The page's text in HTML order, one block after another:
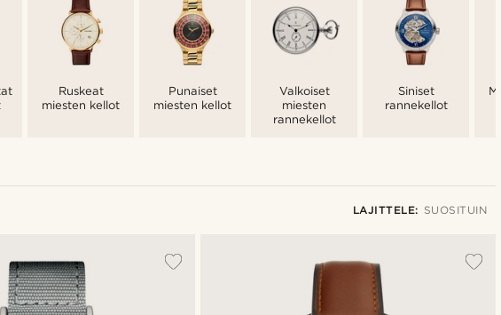
Ruskeat
miesten kellot
Punaiset
miesten kellot
Valkoiset
miesten
rannekellot
Siniset
rannekellot
LAJITTELE: SUOSITUIN
Uusin
Halvin